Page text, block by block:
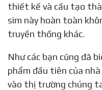
thiết kế và cấu tạo
sim này hoàn toàn
truyền thống khác.
Như các bạn cũng đã biết iPhone XS là dòng sản
phẩm đầu tiên của
vào thị trường chúng